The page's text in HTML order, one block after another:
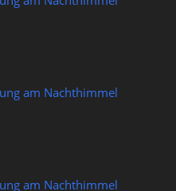
am Nachthimmel
am Nachthimmel